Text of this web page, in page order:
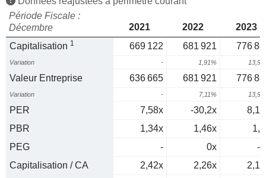
Période Fiscale :
Décembre
2021 2022
2023
Capitalisation 1 669 122 681 921 776
Variation - 1,91%
Valeur Entreprise 636 665 681 921 776
Variation - 7,11%
PER 7,58x -30,2x
PBR
1,34x 1,46x
PEG
- 0x
-
Capitalisation / CA
2,42x 2,26x